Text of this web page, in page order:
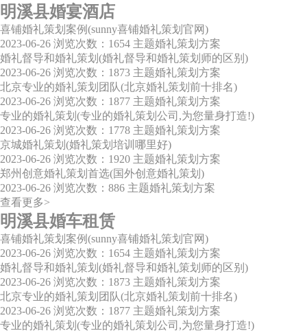
明溪县婚宴酒店
喜铺婚礼策划案例(sunny喜铺婚礼策划官网)
2023-06-26 浏览次数：1654 主题婚礼策划方案
婚礼督导和婚礼策划(婚礼督导和婚礼策划师的区别)
2023-06-26 浏览次数：1873 主题婚礼策划方案
北京专业的婚礼策划团队(北京婚礼策划前十排名)
2023-06-26 浏览次数：1877 主题婚礼策划方案
专业的婚礼策划(专业的婚礼策划公司,为您量身打造!)
2023-06-26 浏览次数：1778 主题婚礼策划方案
京城婚礼策划(婚礼策划培训哪里好)
2023-06-26 浏览次数：1920 主题婚礼策划方案
郑州创意婚礼策划首选(国外创意婚礼策划)
2023-06-26 浏览次数：886 主题婚礼策划方案
查看更多>
明溪县婚车租赁
喜铺婚礼策划案例(sunny喜铺婚礼策划官网)
2023-06-26 浏览次数：1654 主题婚礼策划方案
婚礼督导和婚礼策划(婚礼督导和婚礼策划师的区别)
2023-06-26 浏览次数：1873 主题婚礼策划方案
北京专业的婚礼策划团队(北京婚礼策划前十排名)
2023-06-26 浏览次数：1877 主题婚礼策划方案
专业的婚礼策划(专业的婚礼策划公司,为您量身打造!)